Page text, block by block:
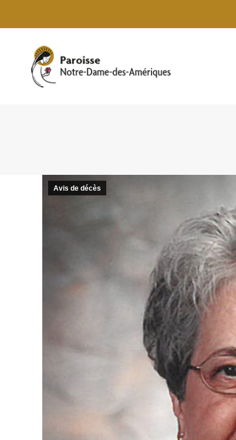
Avis de décès